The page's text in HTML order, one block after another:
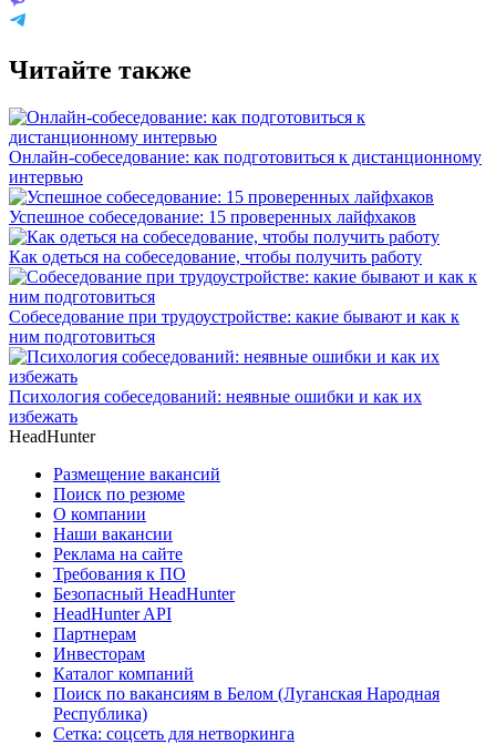
Читайте также
Онлайн-собеседование: как подготовиться к дистанционному
интервью
Успешное собеседование: 15 проверенных лайфхаков
Как одеться на собеседование, чтобы получить работу
Собеседование при трудоустройстве: какие бывают и как к
ним подготовиться
Психология собеседований: неявные ошибки и как их
избежать
HeadHunter
Размещение вакансий
Поиск по резюме
О компании
Наши вакансии
Реклама на сайте
Требования к ПО
Безопасный HeadHunter
HeadHunter API
Партнерам
Инвесторам
Каталог компаний
Поиск по вакансиям в Белом (Луганская Народная
Республика)
Сетка: соцсеть для нетворкинга